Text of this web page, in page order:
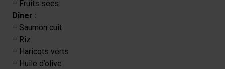
– Fruits secs
Dîner :
– Saumon cuit
– Riz
– Haricots verts
– Huile d’olive